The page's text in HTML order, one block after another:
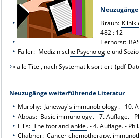
Braun:
482 : 12
Terhorst:
Faller: Medizinische Psychologie und
» alle Titel, nach Systematik sortiert (pdf-
Neuzugänge weiterführende Literatur
Murphy: Janeway's immunobiology. - 10.
Abbas: Basic immunology. - 7. Auflage. -
Ellis: The foot and ankle . - 4. Auflage. -
Chabner: Cancer chemotherapy,